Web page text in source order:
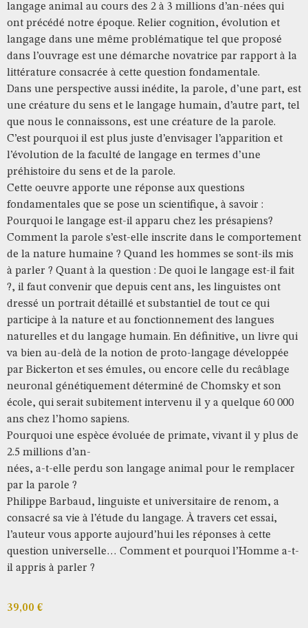
langage animal au cours des 2 à 3 millions d’an-nées qui
ont précédé notre époque. Relier cognition, évolution et
langage dans une même problématique tel que proposé
dans l’ouvrage est une démarche novatrice par rapport à la
littérature consacrée à cette question fondamentale.
Dans une perspective aussi inédite, la parole, d’une part, est
une créature du sens et le langage humain, d’autre part, tel
que nous le connaissons, est une créature de la parole.
C’est pourquoi il est plus juste d’envisager l’apparition et
l’évolution de la faculté de langage en termes d’une
préhistoire du sens et de la parole.
Cette oeuvre apporte une réponse aux questions
fondamentales que se pose un scientifique, à savoir :
Pourquoi le langage est-il apparu chez les présapiens?
Comment la parole s’est-elle inscrite dans le comportement
de la nature humaine ? Quand les hommes se sont-ils mis
à parler ? Quant à la question : De quoi le langage est-il fait
?, il faut convenir que depuis cent ans, les linguistes ont
dressé un portrait détaillé et substantiel de tout ce qui
participe à la nature et au fonctionnement des langues
naturelles et du langage humain. En définitive, un livre qui
va bien au-delà de la notion de proto-langage développée
par Bickerton et ses émules, ou encore celle du recâblage
neuronal génétiquement déterminé de Chomsky et son
école, qui serait subitement intervenu il y a quelque 60 000
ans chez l’homo sapiens.
Pourquoi une espèce évoluée de primate, vivant il y plus de
2.5 millions d’an-
nées, a-t-elle perdu son langage animal pour le remplacer
par la parole ?
Philippe Barbaud, linguiste et universitaire de renom, a
consacré sa vie à l’étude du langage. À travers cet essai,
l’auteur vous apporte aujourd’hui les réponses à cette
question universelle… Comment et pourquoi l’Homme a-t-
il appris à parler ?
39,00 €